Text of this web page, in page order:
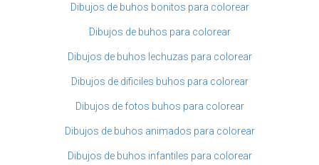
Dibujos de buhos bonitos para colorear
Dibujos de buhos para colorear
Dibujos de buhos lechuzas para colorear
Dibujos de dificiles buhos para colorear
Dibujos de fotos buhos para colorear
Dibujos de buhos animados para colorear
Dibujos de buhos infantiles para colorear